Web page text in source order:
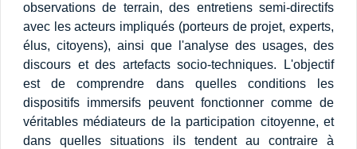
observations de terrain, des entretiens semi-directifs
avec les acteurs impliqués (porteurs de projet, experts,
élus, citoyens), ainsi que l'analyse des usages, des
discours et des artefacts socio-techniques. L'objectif
est de comprendre dans quelles conditions les
dispositifs immersifs peuvent fonctionner comme de
véritables médiateurs de la participation citoyenne, et
dans quelles situations ils tendent au contraire à